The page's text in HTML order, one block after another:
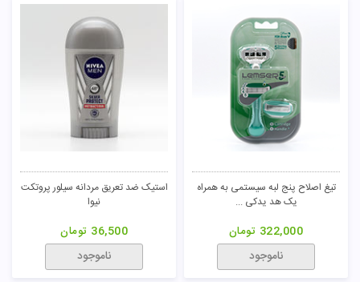
تیغ اصلاح پنج لبه سیستمی به همراه
یک هد یدکی ...
322,000 تومان
ناموجود
استیک ضد تعریق مردانه سیلور پروتکت
نیوا
36,500 تومان
ناموجود